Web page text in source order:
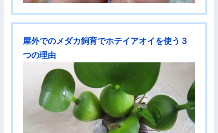
屋外でのメダカ飼育でホテイアオイを使う３
つの理由